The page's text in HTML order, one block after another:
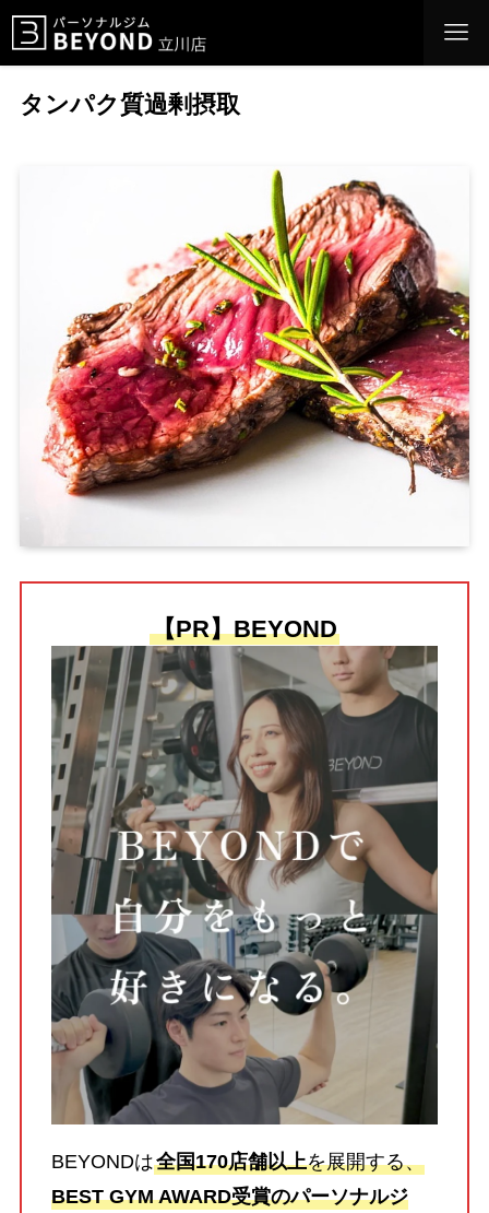
タンパク質過剰摂取
【PR】BEYOND
BEYONDは全国170店舗以上を展開する、
BEST GYM AWARD受賞のパーソナルジ